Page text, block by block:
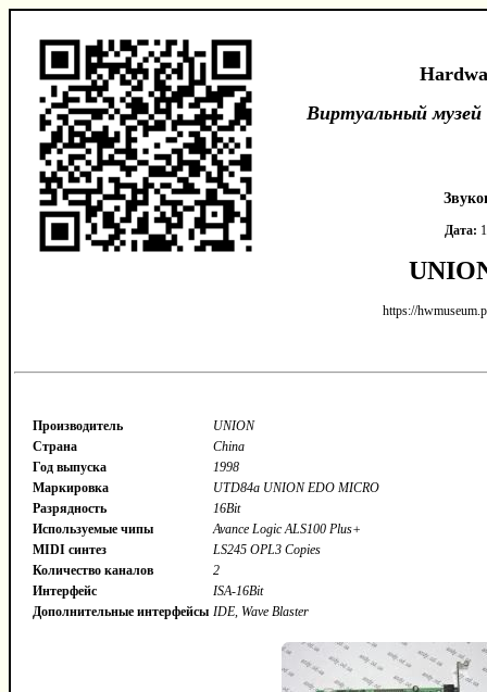
Виртуальный
Дата:
https://
Производитель
UNION
Страна
China
Год выпуска
1998
Маркировка
UTD84a UNION EDO MICRO
Разрядность
16Bit
Используемые чипы
Avance Logic ALS100 Plus+
MIDI синтез
LS245 OPL3 Copies
Количество каналов
2
Интерфейс
ISA-16Bit
Дополнительные интерфейсы IDE, Wave Blaster